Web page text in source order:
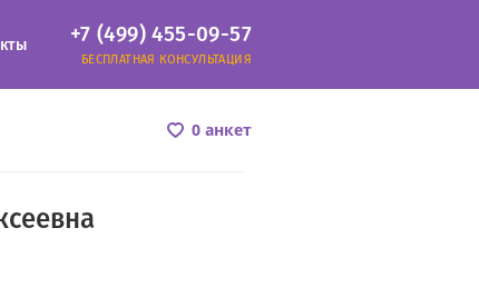
+7 (499) 455-09-57
БЕСПЛАТНАЯ КОНСУЛЬТАЦИЯ
0 анкет